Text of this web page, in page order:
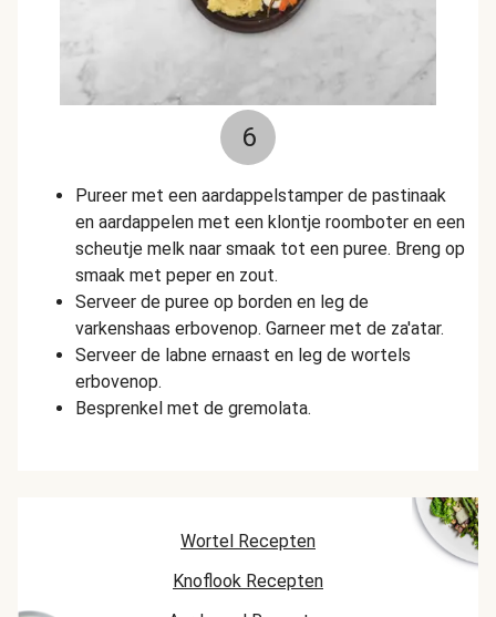
6
Pureer met een aardappelstamper de pastinaak
en aardappelen met een klontje roomboter en een
scheutje melk naar smaak tot een puree. Breng op
smaak met peper en zout.
Serveer de puree op borden en leg de
varkenshaas erbovenop. Garneer met de za'atar.
Serveer de labne ernaast en leg de wortels
erbovenop.
Besprenkel met de gremolata.
Wortel Recepten
Knoflook Recepten